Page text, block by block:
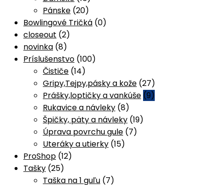
Pánske (20)
Bowlingové Tričká (0)
closeout (2)
novinka (8)
Príslušenstvo (100)
Čističe (14)
Gripy,Tejpy,pásky a kože (27)
Prášky,loptičky a vankúše (9)
Rukavice a návleky (8)
Špičky, päty a návleky (19)
Úprava povrchu gule (7)
Uteráky a utierky (15)
ProShop (12)
Tašky (25)
Taška na 1 guľu (7)